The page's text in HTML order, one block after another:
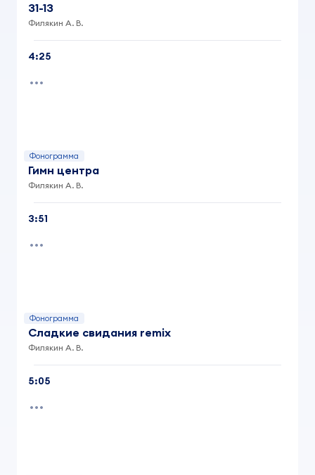
31-13
Филякин А. В.
4:25
Фонограмма
Гимн центра
Филякин А. В.
3:51
Фонограмма
Сладкие свидания remix
Филякин А. В.
5:05